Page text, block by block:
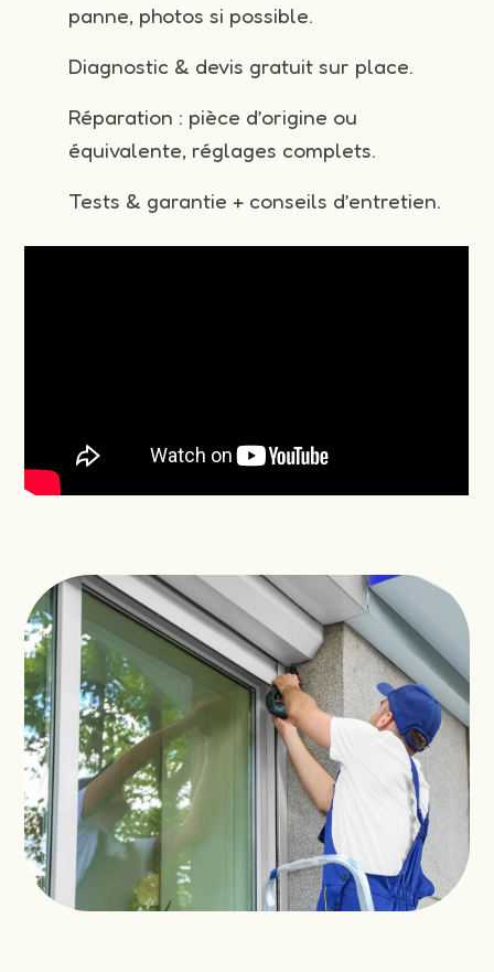
panne, photos si possible.
Diagnostic & devis gratuit sur place.
Réparation : pièce d’origine ou
équivalente, réglages complets.
Tests & garantie + conseils d’entretien.